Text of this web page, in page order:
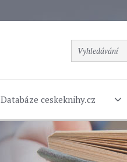
Databáze ceskeknihy.cz